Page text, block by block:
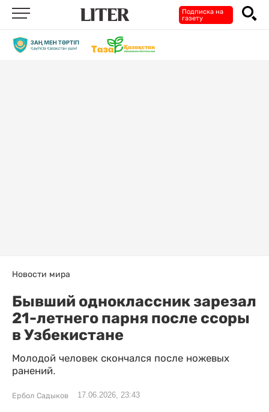
Подписка на
газету
Новости мира
Бывший одноклассник зарезал
21-летнего парня после ссоры
в Узбекистане
Молодой человек скончался после ножевых
ранений.
Ербол Садыков 17.06.2026, 23:43